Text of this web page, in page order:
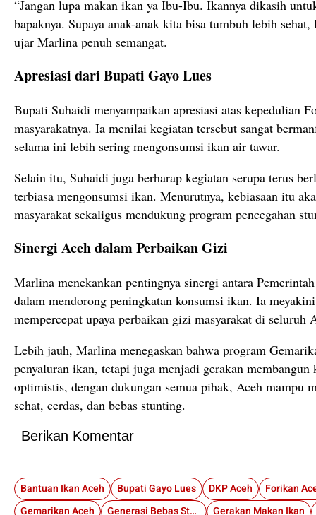
“Jangan lupa makan ikan ya Ibu-Ibu. Ikannya dikasih
bapaknya. Supaya anak-anak kita bisa tumbuh lebih
ujar Marlina penuh semangat.
Apresiasi dari Bupati Gayo Lues
Bupati Suhaidi menyampaikan apresiasi atas kepedulian
masyarakatnya. Ia menilai kegiatan tersebut sangat
selama ini lebih sering mengonsumsi ikan air tawar.
Selain itu, Suhaidi juga berharap kegiatan serupa terus
terbiasa mengonsumsi ikan. Menurutnya, kebiasaan itu
masyarakat sekaligus mendukung program pencegahan
Sinergi Aceh dalam Perbaikan Gizi
Marlina menekankan pentingnya sinergi antara
dalam mendorong peningkatan konsumsi ikan. Ia
mempercepat upaya perbaikan gizi masyarakat di seluruh
Lebih jauh, Marlina menegaskan bahwa program
penyaluran ikan, tetapi juga menjadi gerakan
optimistis, dengan dukungan semua pihak, Aceh mampu
sehat, cerdas, dan bebas stunting.
Berikan Komentar
Bantuan Ikan Aceh Bupati Gayo Lues DKP Aceh
Forikan
Gemarikan Aceh
Generasi Bebas Stunting Aceh Gerakan Makan Ikan